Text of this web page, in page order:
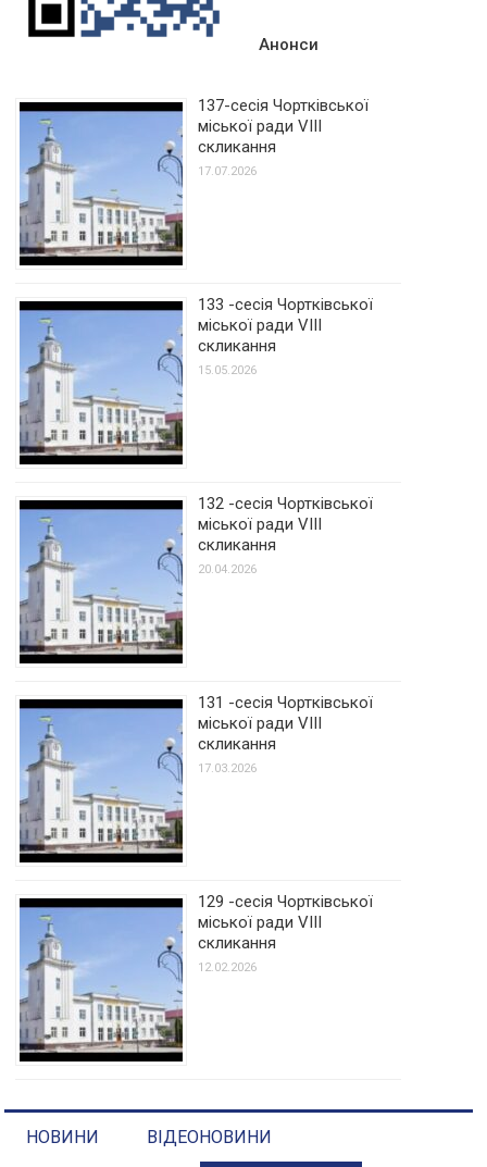
Анонси
137-сесія Чортківської
міської ради VIII
скликання
17.07.2026
133 -сесія Чортківської
міської ради VIII
скликання
15.05.2026
132 -сесія Чортківської
міської ради VIII
скликання
20.04.2026
131 -сесія Чортківської
міської ради VIII
скликання
17.03.2026
129 -сесія Чортківської
міської ради VIII
скликання
12.02.2026
НОВИНИ ВІДЕОНОВИНИ